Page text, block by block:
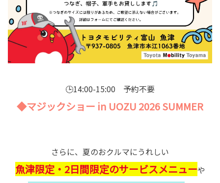
🕒14:00-15:00 予約不要
◆マジックショー in UOZU 2026 SUMMER
さらに、夏のおクルマにうれしい
魚津限定・2日間限定のサービスメニューや